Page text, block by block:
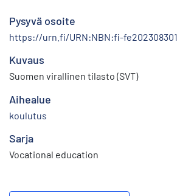
Pysyvä osoite
https://urn.fi/URN:NBN:fi-
Kuvaus
Suomen virallinen tilasto (SVT)
Aihealue
koulutus
Sarja
Vocational education